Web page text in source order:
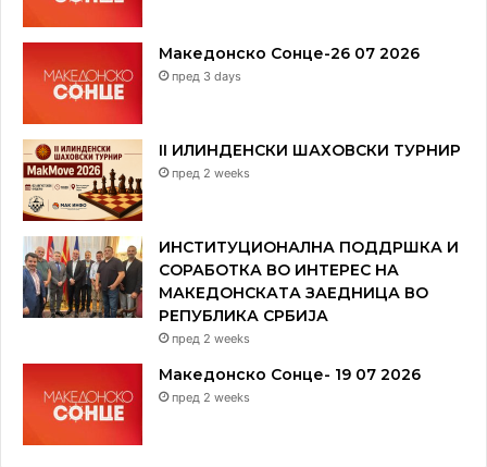
Македонско Сонце-26 07 2026
пред 3 days
II ИЛИНДЕНСКИ ШАХОВСКИ ТУРНИР
пред 2 weeks
ИНСТИТУЦИОНАЛНА ПОДДРШКА И
СОРАБОТКА ВО ИНТЕРЕС НА
МАКЕДОНСКАТА ЗАЕДНИЦА ВО
РЕПУБЛИКА СРБИЈА
пред 2 weeks
Македонско Сонце- 19 07 2026
пред 2 weeks